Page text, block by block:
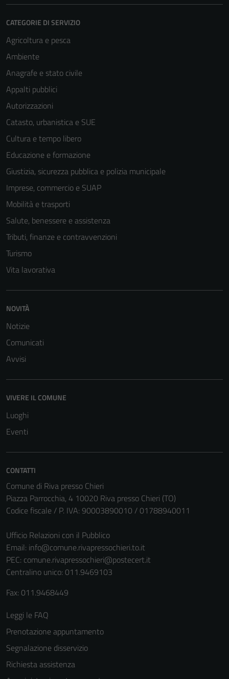
CATEGORIE DI SERVIZIO
Agricoltura e pesca
Ambiente
Anagrafe e stato civile
Appalti pubblici
Autorizzazioni
Catasto, urbanistica e SUE
Cultura e tempo libero
Educazione e formazione
Giustizia, sicurezza pubblica e polizia municipale
Imprese, commercio e SUAP
Mobilità e trasporti
Salute, benessere e assistenza
Tributi, finanze e contravvenzioni
Turismo
Vita lavorativa
NOVITÀ
Notizie
Comunicati
Avvisi
VIVERE IL COMUNE
Luoghi
Eventi
CONTATTI
Comune di Riva presso Chieri
Piazza Parrocchia, 4 10020 Riva presso Chieri (TO)
Codice fiscale / P. IVA: 90003890010 / 01788940011
Ufficio Relazioni con il Pubblico
Email: info@comune.rivapressochieri.to.it
PEC: comune.rivapressochieri@postecert.it
Centralino unico: 011.9469103
Fax: 011.9468449
Leggi le FAQ
Prenotazione appuntamento
Segnalazione disservizio
Richiesta assistenza